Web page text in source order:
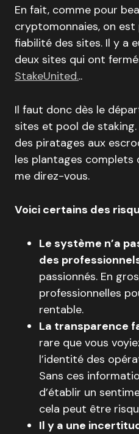
En fait, comme pour
cryptomonnaies, on est
fiabilité des sites. Il y a
deux sites qui ont
StakeUnited...
Il faut donc dès le
sites et pool de staking.
des piratages aux
les plantages complets
me direz-vous.
Voici certains des
Le système n’a
des
passionnés. En
professionnelles
rentable.
La transparence
rare que vous
l’identité des
Sans ces
d’établir un
cela peut être
Il y a une